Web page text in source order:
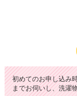
初めてのお申し込み
までお伺いし、洗濯